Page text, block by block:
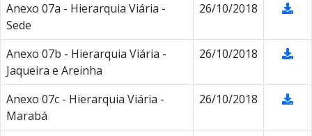
Anexo 07a - Hierarquia Viária -
Sede
26/10/2018
Anexo 07b - Hierarquia Viária -
Jaqueira e Areinha
26/10/2018
Anexo 07c - Hierarquia Viária -
Marabá
26/10/2018